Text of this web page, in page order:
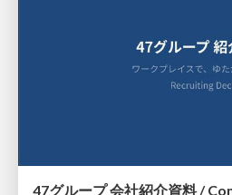
47グループ 会社紹介資料 /